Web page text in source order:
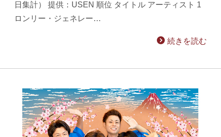
日集計） 提供：USEN 順位 タイトル アーティスト 1
ロンリー・ジェネレー…
続きを読む